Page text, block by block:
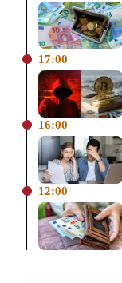
17:00
16:00
12:00